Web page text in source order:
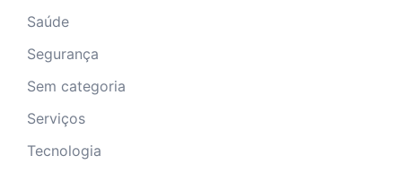
Saúde
Segurança
Sem categoria
Serviços
Tecnologia